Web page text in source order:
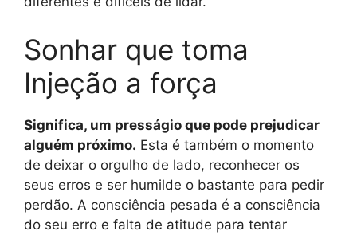
Sonhar que toma
Injeção a força
Significa, um presságio que pode prejudicar
alguém próximo. Esta é também o momento
de deixar o orgulho de lado, reconhecer os
seus erros e ser humilde o bastante para pedir
perdão. A consciência pesada é a consciência
do seu erro e falta de atitude para tentar